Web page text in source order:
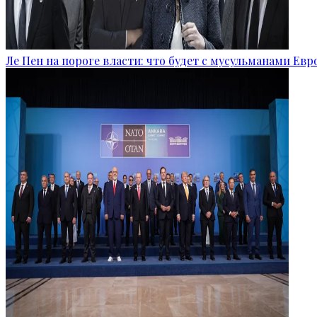
Ле Пен на пороге власти: что будет с мусульманами